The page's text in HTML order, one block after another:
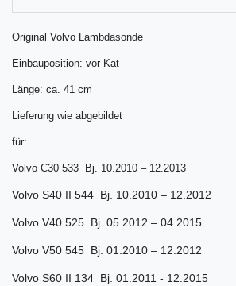
Original Volvo Lambdasonde
Einbauposition: vor Kat
Länge: ca. 41 cm
Lieferung wie abgebildet
für:
Volvo C30 533 Bj. 10.2010 – 12.2013
Volvo S40 II 544 Bj. 10.2010 – 12.2012
Volvo V40 525 Bj. 05.2012 – 04.2015
Volvo V50 545 Bj. 01.2010 – 12.2012
Volvo S60 II 134 Bj. 01.2011 - 12.2015